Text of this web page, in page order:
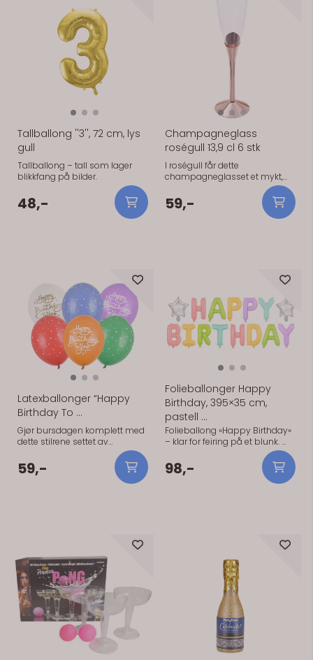
og brukes flere ganger.
Spesifikasjoner: - Materiale:
plast - Farge: gull - Volum: 13,9
cl - Antall: 6 stk/pk
Tallballong ''3'', 72 cm, lys
gull
Tallballong – tall som lager
blikkfang på bilder.
48,-
Champagneglass
roségull 13,9 cl 6 stk
I roségull får dette
champagneglasset et mykt,
plast og rommer 13,9 cl –
akkurat passe til et glass
musserende eller champagne.
plast - Farge: roségull - Volum:
13,9 cl - Antall: 6 stk/pk
59,-
Latexballonger “Happy
Birthday To ...
Gjør bursdagen komplett med
dette stilrene settet av
latexballonger med “Happy
Birthday To You”-trykk. En enkel
og sikker måte å skape en
Perfekt å bruke alene eller
kombinert med andre
ballonger og dekorasjoner for
en mer effektfull oppdekking. ✨
Perfekt til bursdag – barn og
voksne ✨ Klassisk “Happy
Birthday To You”-design ✨
Elegant fargekombinasjon i
hvitt og gull ✨ Kan fylles med
På lager
59,-
Folieballonger Happy
Birthday, 395×35 cm,
pastell ...
Folieballong «Happy Birthday»
– klar for feiring på et blunk.
Festes som en banner/ballong
og gir tydelig budskap i
fotokroken. Kan fylles med luft
og henges, eller helium for
På lager
98,-
På lager På lager